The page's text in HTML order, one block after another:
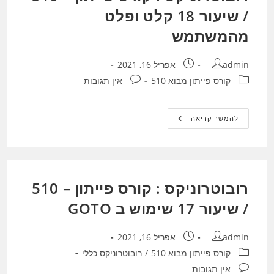
/ שיעור 18 קלט ופלט
מהמשתמש
מחבר:
admin פורסם:אפריל 16, 2021
קטגוריה:קורס פייתון מבוא 510 תגובות:אין תגובות
להמשך קריאהרובוטרוניקס
:
18
קלט
ופלט
מהמשתמש
רובוטרוניקס : קורס פייתון – 510
/ שיעור 17 שימוש ב GOTO
מחבר:
admin פורסם:אפריל 16, 2021
קטגוריה:קורס פייתון מבוא 510 / רובוטרוניקס כללי
תגובות:אין תגובות